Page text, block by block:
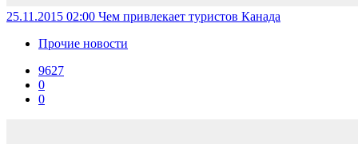
25.11.2015 02:00 Чем привлекает туристов Канада
Прочие новости
9627
0
0